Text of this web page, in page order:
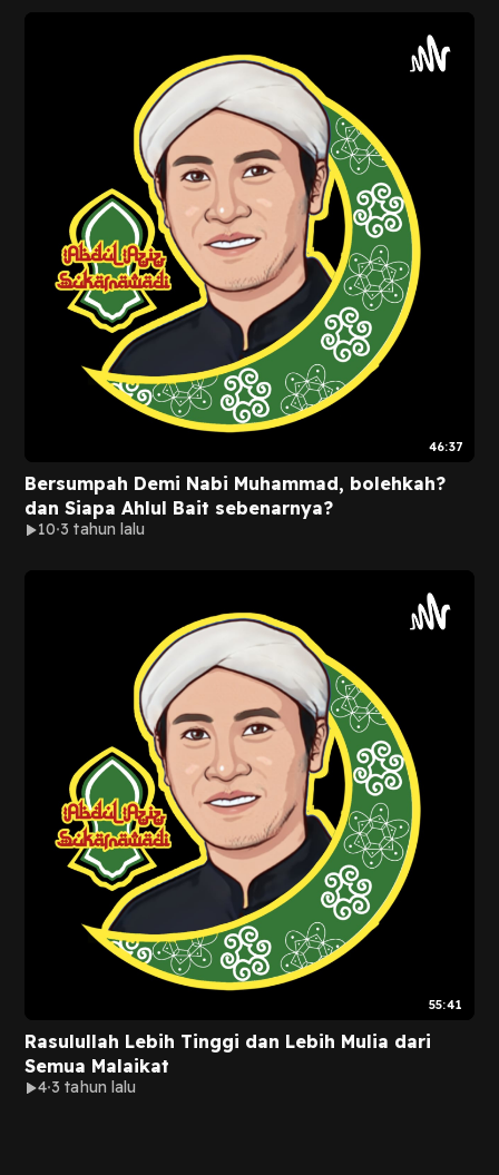
46:37
Bersumpah Demi Nabi Muhammad, bolehkah?
dan Siapa Ahlul Bait sebenarnya?
10 3 tahun lalu
55:41
Rasulullah Lebih Tinggi dan Lebih Mulia dari
Semua Malaikat
4 3 tahun lalu